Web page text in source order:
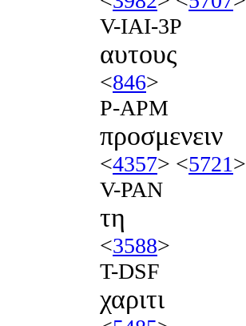
V-IAI-3P
αυτους
<846>
P-APM
προσμενειν
<4357> <5721>
V-PAN
τη
<3588>
T-DSF
χαριτι